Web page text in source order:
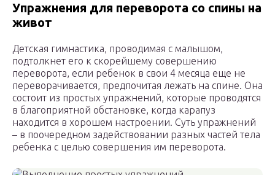
Упражнения для переворота со спины на
живот
Детская гимнастика, проводимая с малышом,
подтолкнет его к скорейшему совершению
переворота, если ребенок в свои 4 месяца еще не
переворачивается, предпочитая лежать на спине. Она
состоит из простых упражнений, которые проводятся
в благоприятной обстановке, когда карапуз
находится в хорошем настроении. Суть упражнений
– в поочередном задействовании разных частей тела
ребенка с целью совершения им переворота.